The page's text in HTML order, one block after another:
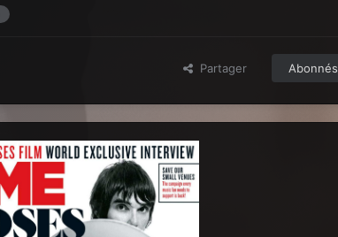
Partager Abonnés